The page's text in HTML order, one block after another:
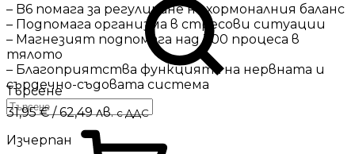
Търсене
– B6 помага за регулиране на хормоналния баланс
– Подпомага организма в стресови ситуации
– Магнезият подпомага над 300 процеса в
тялото
– Благоприятства функцията на нервната и
сърдечно-съдовата система
31,95€/ 62,49 лв.с ДДС
Изчерпан